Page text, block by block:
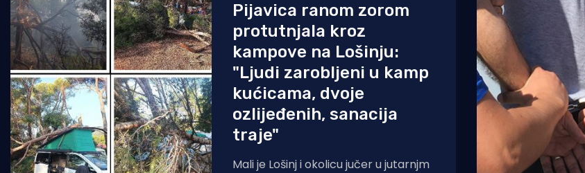
Pijavica ranom zorom
protutnjala kroz
kampove na Lošinju:
"Ljudi zarobljeni u kamp
kućicama, dvoje
ozlijeđenih, sanacija
traje"
Mali je Lošinj i okolicu jučer u jutarnjm